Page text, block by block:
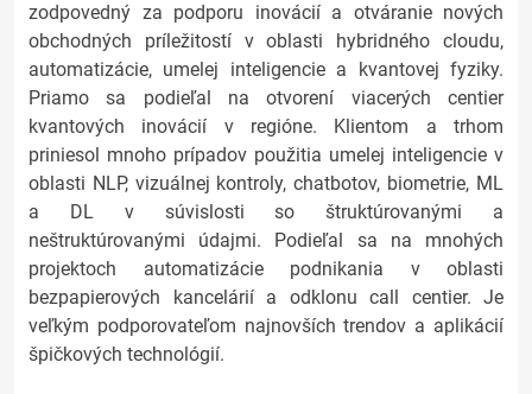
zodpovedný za podporu inovácií a otváranie nových
obchodných príležitostí v oblasti hybridného cloudu,
automatizácie, umelej inteligencie a kvantovej fyziky.
Priamo sa podieľal na otvorení viacerých centier
kvantových inovácií v regióne. Klientom a trhom
priniesol mnoho prípadov použitia umelej inteligencie v
oblasti NLP, vizuálnej kontroly, chatbotov, biometrie, ML
a DL v súvislosti so štruktúrovanými a
neštruktúrovanými údajmi. Podieľal sa na mnohých
projektoch automatizácie podnikania v oblasti
bezpapierových kancelárií a odklonu call centier. Je
veľkým podporovateľom najnovších trendov a aplikácií
špičkových technológií.